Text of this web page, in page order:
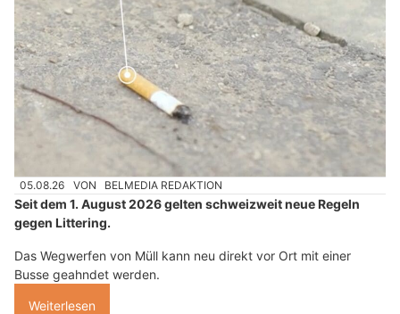
05.08.26 VON BELMEDIA REDAKTION
Seit dem 1. August 2026 gelten schweizweit neue Regeln
gegen Littering.
Das Wegwerfen von Müll kann neu direkt vor Ort mit einer
Busse geahndet werden.
Weiterlesen